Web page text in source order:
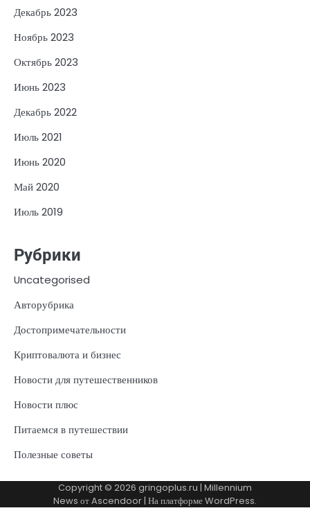
Декабрь 2023
Ноябрь 2023
Октябрь 2023
Июнь 2023
Декабрь 2022
Июль 2021
Июнь 2020
Май 2020
Июль 2019
Рубрики
Uncategorised
Авторубрика
Достопримечательности
Криптовалюта и бизнес
Новости для путешественников
Новости плюс
Питаемся в путешествии
Полезные советы
Copyright © 2026 gringoplus.ru | Millennium
News отAscendoor| На платформеWordPress.